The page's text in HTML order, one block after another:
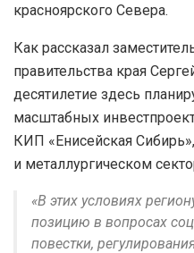
красноярского Севера.
Как рассказал
правительства края
десятилетие здесь
масштабных
КИП «Енисейская
и металлургическом
«В этих условиях
позицию в вопросах
повестки,